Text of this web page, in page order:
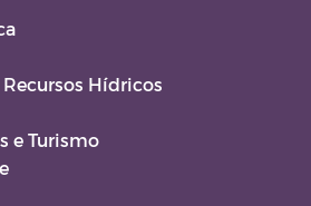
Hídricos
e Turismo